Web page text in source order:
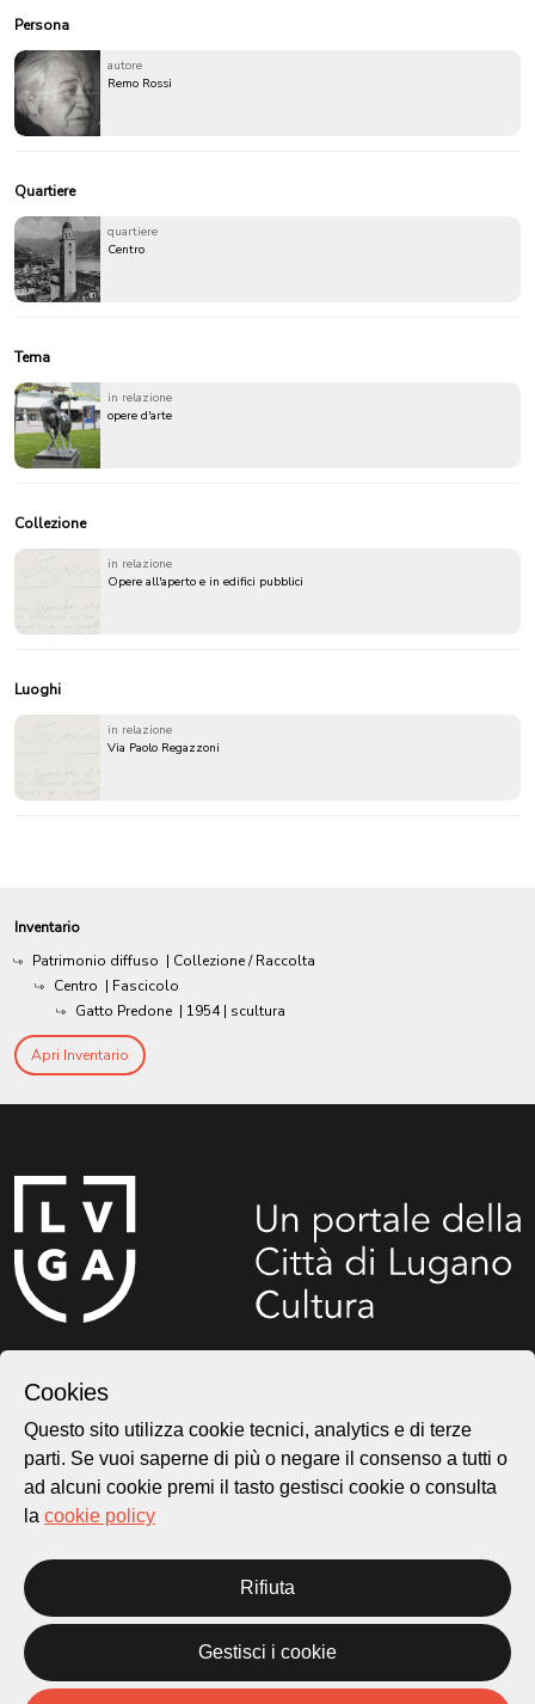
Persona
autore
Remo Rossi
Quartiere
quartiere
Centro
Tema
in relazione
opere d'arte
Collezione
in relazione
Opere all'aperto e in edifici pubblici
Luoghi
in relazione
Via Paolo Regazzoni
Inventario
Patrimonio diffuso | Collezione / Raccolta
Centro | Fascicolo
Gatto Predone | 1954 | scultura
Apri Inventario
Piazza Carlo Cattaneo 1
6976 Castagnola
Per informazioni:
t. +41 58 866 68 50
lugano.ch
Cookies
Questo sito utilizza cookie tecnici, analytics e di terze
parti. Se vuoi saperne di più o negare il consenso a tutti o
ad alcuni cookie premi il tasto gestisci cookie o consulta
la cookie policy
Rifiuta
Gestisci i cookie